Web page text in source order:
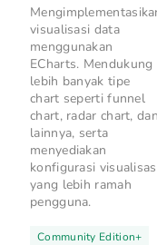
visualisasi data
menggunakan
ECharts. Mendukung
lebih banyak tipe
chart seperti funnel
chart, radar chart, dan
lainnya, serta
menyediakan
konfigurasi
yang lebih ramah
pengguna.
Community Edition+